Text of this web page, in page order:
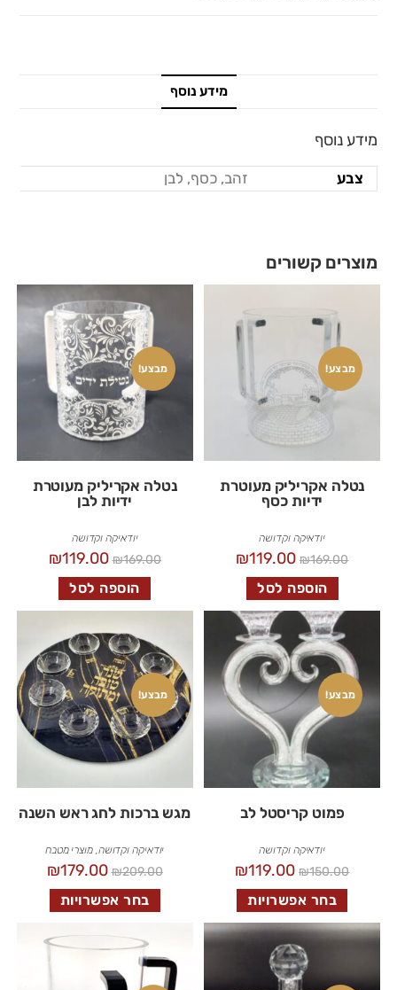
מידע נוסף
מידע נוסף
צבע זהב, כסף, לבן
מוצרים קשורים
מבצע!
נטלה אקריליק מעוטרת
ידיות כסף
יודאיקה וקדושה
₪169.00
₪119.00
הוספה לסל
מבצע!
נטלה אקריליק מעוטרת
ידיות לבן
יודאיקה וקדושה
₪169.00
₪119.00
הוספה לסל
מבצע!
פמוט קריסטל לב
יודאיקה וקדושה
₪150.00
₪119.00
בחר אפשרויות
מבצע!
מגש ברכות לחג ראש השנה
יודאיקה וקדושה ,מוצרי מטבח
₪209.00
₪179.00
בחר אפשרויות